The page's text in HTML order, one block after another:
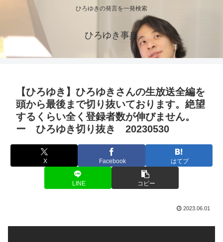
ひろゆきの発言を一発検索
ひろゆき事典
【ひろゆき】ひろゆきさんの生放送全編を
頭から最後まで切り抜いております。絶望
するくらい全く登録者数が伸びません。
ー ひろゆき切り抜き 20230530
X Facebook はてブ
LINE コピー
2023.06.01